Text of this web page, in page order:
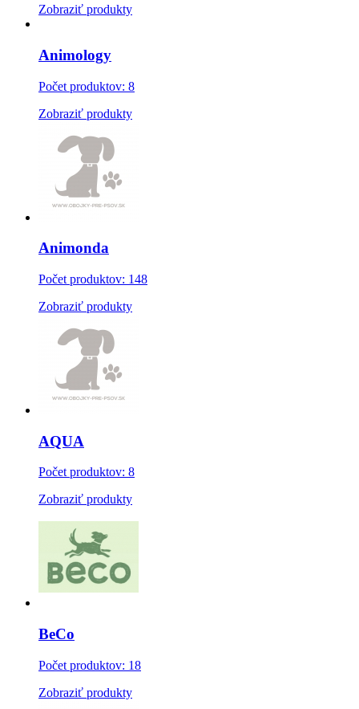
Zobraziť produkty
Animology
Počet produktov: 8
Zobraziť produkty
Animonda
Počet produktov: 148
Zobraziť produkty
AQUA
Počet produktov: 8
Zobraziť produkty
BeCo
Počet produktov: 18
Zobraziť produkty